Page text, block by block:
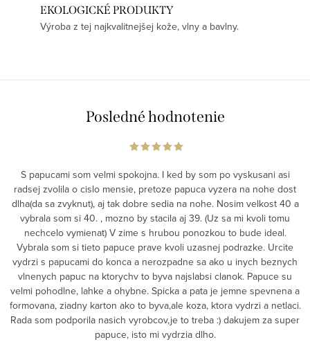
EKOLOGICKÉ PRODUKTY
Výroba z tej najkvalitnejšej kože, vlny a bavlny.
Posledné hodnotenie
S papucami som velmi spokojna. I ked by som po vyskusani asi
radsej zvolila o cislo mensie, pretoze papuca vyzera na nohe dost
dlha(da sa zvyknut), aj tak dobre sedia na nohe. Nosim velkost 40 a
vybrala som si 40. , mozno by stacila aj 39. (Uz sa mi kvoli tomu
nechcelo vymienat) V zime s hrubou ponozkou to bude ideal.
Vybrala som si tieto papuce prave kvoli uzasnej podrazke. Urcite
vydrzi s papucami do konca a nerozpadne sa ako u inych beznych
vlnenych papuc na ktorychv to byva najslabsi clanok. Papuce su
velmi pohodlne, lahke a ohybne. Spicka a pata je jemne spevnena a
formovana, ziadny karton ako to byva,ale koza, ktora vydrzi a netlaci.
Rada som podporila nasich vyrobcov,je to treba :) dakujem za super
papuce, isto mi vydrzia dlho.